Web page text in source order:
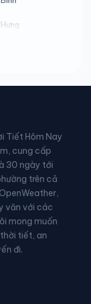
Bình
Tiết Hôm Nay
cung cấp
30 ngày tới
trên cả
văn với các
mong muốn
tiết, an
đi.